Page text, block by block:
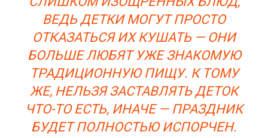
ВЕДЬ ДЕТКИ МОГУТ ПРОСТО
ОТКАЗАТЬСЯ ИХ КУШАТЬ — ОНИ
БОЛЬШЕ ЛЮБЯТ УЖЕ ЗНАКОМУЮ
ТРАДИЦИОННУЮ ПИЩУ. К ТОМУ
ЖЕ, НЕЛЬЗЯ ЗАСТАВЛЯТЬ ДЕТОК
ЧТО-ТО ЕСТЬ, ИНАЧЕ — ПРАЗДНИК
БУДЕТ ПОЛНОСТЬЮ ИСПОРЧЕН.